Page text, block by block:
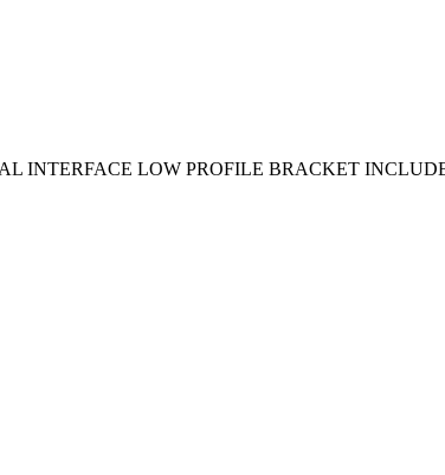
INTERFACE LOW PROFILE BRACKET